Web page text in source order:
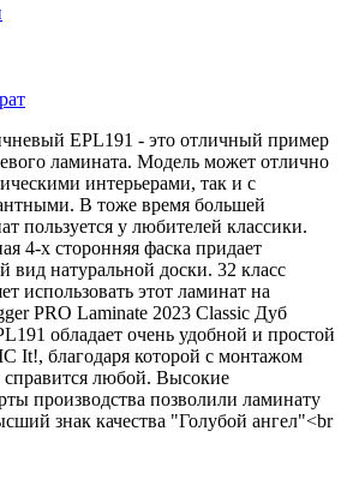
EPL191 - это отличный пример
ламината. Модель может отлично
интерьерами, так и с
В тоже время большей
пользуется у любителей классики.
4-х сторонняя фаска придает
вид натуральной доски. 32 класс
использовать этот ламинат на
PRO Laminate 2023 Classic Дуб
обладает очень удобной и простой
It!, благодаря которой с монтажом
любой. Высокие
производства позволили ламинату
знак качества "Голубой ангел"<br